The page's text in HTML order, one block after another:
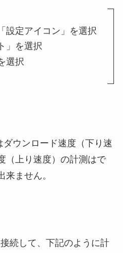
設定アイコン」を選択
」を選択
選択
ウンロード速度（下り速
（上り速度）の計測はで
来ません。
続して、下記のように計